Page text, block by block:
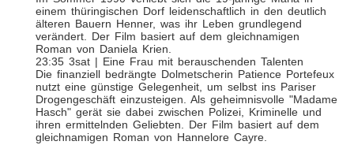
einem thüringischen Dorf leidenschaftlich in den deutlich
älteren Bauern Henner, was ihr Leben grundlegend
verändert. Der Film basiert auf dem gleichnamigen
Roman von Daniela Krien.
23:35 3sat | Eine Frau mit berauschenden Talenten
Die finanziell bedrängte Dolmetscherin Patience Portefeux
nutzt eine günstige Gelegenheit, um selbst ins Pariser
Drogengeschäft einzusteigen. Als geheimnisvolle "Madame
Hasch" gerät sie dabei zwischen Polizei, Kriminelle und
ihren ermittelnden Geliebten. Der Film basiert auf dem
gleichnamigen Roman von Hannelore Cayre.